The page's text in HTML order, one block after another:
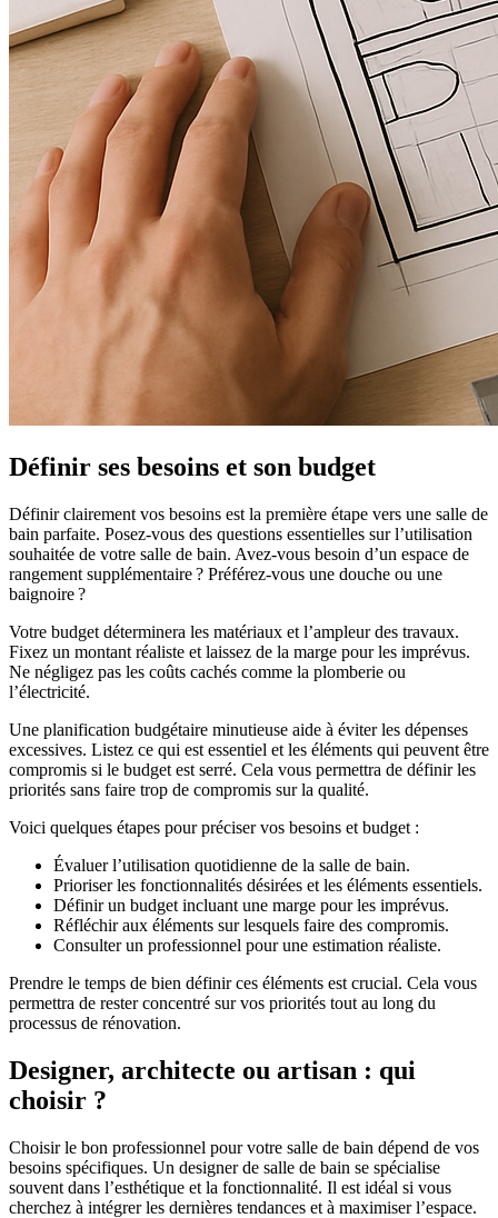
Définir ses besoins et son budget
Définir clairement vos besoins est la première étape vers une salle de
bain parfaite. Posez-vous des questions essentielles sur l’utilisation
souhaitée de votre salle de bain. Avez-vous besoin d’un espace de
rangement supplémentaire ? Préférez-vous une douche ou une
baignoire ?
Votre budget déterminera les matériaux et l’ampleur des travaux.
Fixez un montant réaliste et laissez de la marge pour les imprévus.
Ne négligez pas les coûts cachés comme la plomberie ou
l’électricité.
Une planification budgétaire minutieuse aide à éviter les dépenses
excessives. Listez ce qui est essentiel et les éléments qui peuvent être
compromis si le budget est serré. Cela vous permettra de définir les
priorités sans faire trop de compromis sur la qualité.
Voici quelques étapes pour préciser vos besoins et budget :
Évaluer l’utilisation quotidienne de la salle de bain.
Prioriser les fonctionnalités désirées et les éléments essentiels.
Définir un budget incluant une marge pour les imprévus.
Réfléchir aux éléments sur lesquels faire des compromis.
Consulter un professionnel pour une estimation réaliste.
Prendre le temps de bien définir ces éléments est crucial. Cela vous
permettra de rester concentré sur vos priorités tout au long du
processus de rénovation.
Designer, architecte ou artisan : qui
choisir ?
Choisir le bon professionnel pour votre salle de bain dépend de vos
besoins spécifiques. Un designer de salle de bain se spécialise
souvent dans l’esthétique et la fonctionnalité. Il est idéal si vous
cherchez à intégrer les dernières tendances et à maximiser l’espace.